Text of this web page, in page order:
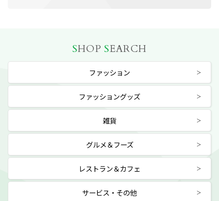
SHOP SEARCH
ファッション
ファッショングッズ
雑貨
グルメ＆フーズ
レストラン＆カフェ
サービス・その他